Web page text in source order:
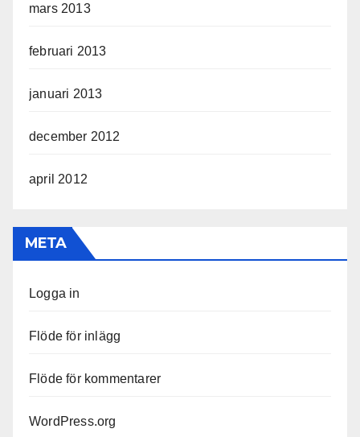
mars 2013
februari 2013
januari 2013
december 2012
april 2012
META
Logga in
Flöde för inlägg
Flöde för kommentarer
WordPress.org